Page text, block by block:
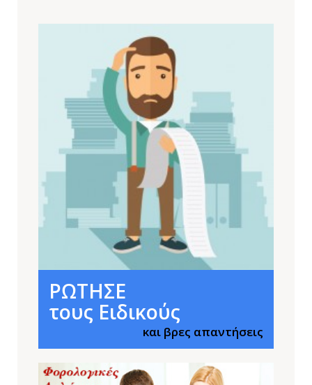
ΡΩΤΗΣΕ
τους Ειδικούς
και βρες απαντήσεις